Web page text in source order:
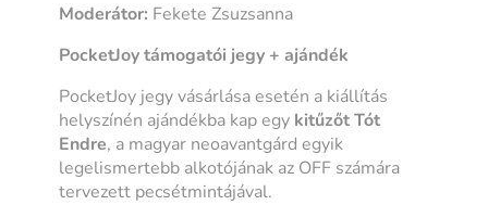
Moderátor: Fekete Zsuzsanna
PocketJoy támogatói jegy + ajándék
PocketJoy jegy vásárlása esetén a kiállítás
helyszínén ajándékba kap egy kitűzőtTót
Endre, a magyar neoavantgárd egyik
legelismertebb alkotójának az OFF számára
tervezett pecsétmintájával.